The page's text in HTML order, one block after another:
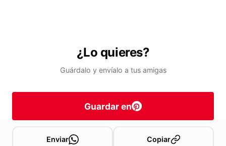
¿Lo quieres?
Guárdalo y envíalo a tus amigas
Guardar en
Enviar Copiar